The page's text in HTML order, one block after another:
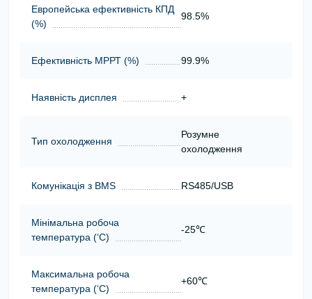
Европейська ефективність КПД
(%)
98.5%
Ефективність МРРТ (%) 99.9%
Наявність дисплея +
Тип охолодження
Розумне
охолодження
Комунікація з BMS RS485/USB
Мінімальна робоча
температура (‘С)
-25℃
Максимальна робоча
температура (‘С)
+60℃